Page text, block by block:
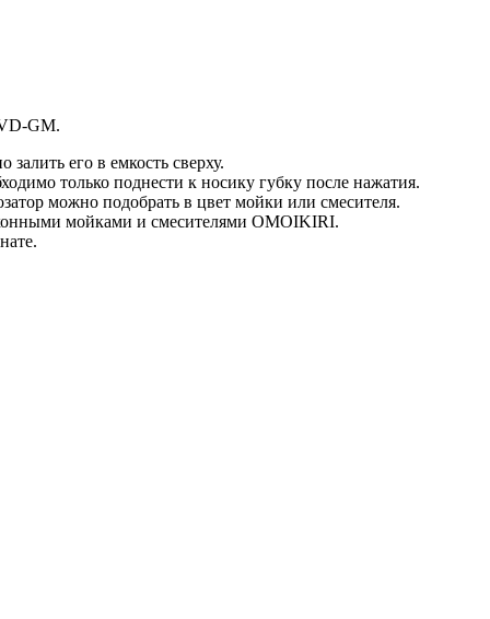
GM.
его в емкость сверху.
только поднести к носику губку после нажатия.
можно подобрать в цвет мойки или смесителя.
мойками и смесителями OMOIKIRI.